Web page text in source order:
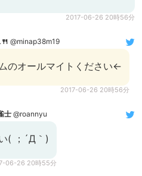
2017-06-26 20時56分
@minap38m19
のオールマイトください←
2017-06-26 20時56分
士@roannyu
( ；´Д｀)
06-26 20時55分